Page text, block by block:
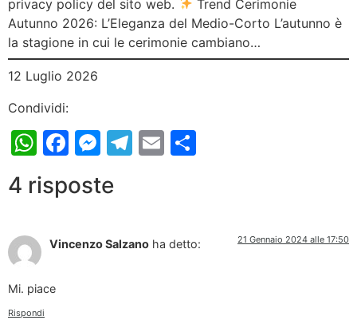
privacy policy del sito web.
Trend Cerimonie
Autunno 2026: L’Eleganza del Medio-Corto L’autunno è
la stagione in cui le cerimonie cambiano…
12 Luglio 2026
Condividi:
WhatsApp
Facebook
Messenger
Telegram
Email
4 risposte
Vincenzo Salzano ha detto: 21 Gennaio 2024 alle 17:50
Mi. piace
Rispondi